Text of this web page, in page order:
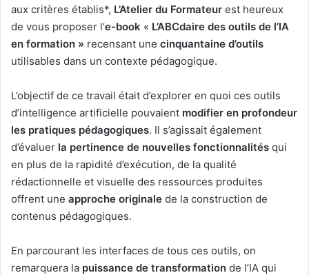
aux critères établis*, L’Atelier du Formateur est heureux
de vous proposer l’e-book « L’ABCdaire des outils de l’IA
en formation » recensant une cinquantaine d’outils
utilisables dans un contexte pédagogique.
L’objectif de ce travail était d’explorer en quoi ces outils
d’intelligence artificielle pouvaient modifier en profondeur
les pratiques pédagogiques. Il s’agissait également
d’évaluer la pertinence de nouvelles fonctionnalités qui
en plus de la rapidité d’exécution, de la qualité
rédactionnelle et visuelle des ressources produites
offrent une approche originale de la construction de
contenus pédagogiques.
En parcourant les interfaces de tous ces outils, on
remarquera la puissance de transformation de l’IA qui